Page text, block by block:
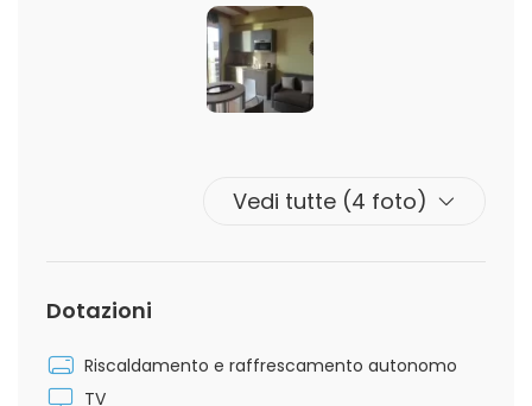
Vedi tutte (4 foto)
Dotazioni
Riscaldamento e raffrescamento autonomo
TV